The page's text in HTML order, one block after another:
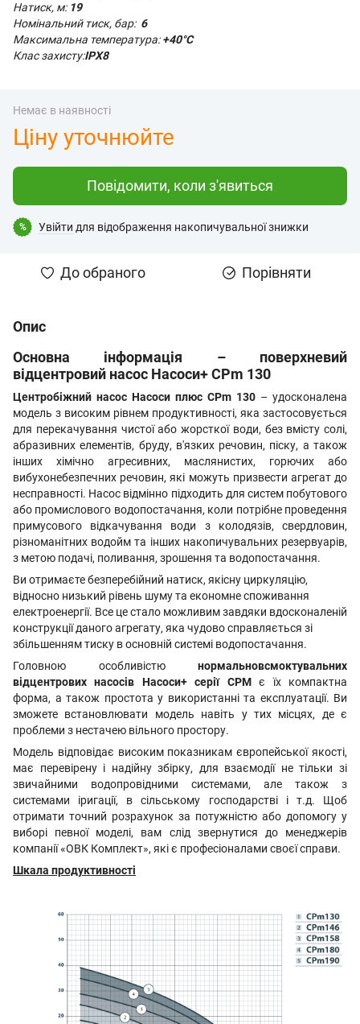
Натиск, м:19
Номінальний тиск, бар: 6
Максимальна температура:+40°С
Клас захисту:IPX8
Немає в наявності
Ціну уточнюйте
Повідомити, коли з'явиться
% Увійти для відображення накопичувальної знижки
До обраного Порівняти
Опис
Основна інформація – поверхневий
відцентровий насос Насоси+ CPm 130
Центробіжний насос Насоси плюс CPm 130 – удосконалена
модель з високим рівнем продуктивності, яка застосовується
для перекачування чистої або жорсткої води, без вмісту солі,
абразивних елементів, бруду, в'язких речовин, піску, а також
інших хімічно агресивних, маслянистих, горючих або
вибухонебезпечних речовин, які можуть призвести агрегат до
несправності. Насос відмінно підходить для систем побутового
або промислового водопостачання, коли потрібне проведення
примусового відкачування води з колодязів, свердловин,
різноманітних водойм та інших накопичувальних резервуарів,
з метою подачі, поливання, зрошення та водопостачання.
Ви отримаєте безперебійний натиск, якісну циркуляцію,
відносно низький рівень шуму та економне споживання
електроенергії. Все це стало можливим завдяки вдосконаленій
конструкції даного агрегату, яка чудово справляється зі
збільшенням тиску в основній системі водопостачання.
Головною особливістю нормальновсмоктувальних
відцентрових насосів Насоси+ серії CPMє їх компактна
форма, а також простота у використанні та експлуатації. Ви
зможете встановлювати модель навіть у тих місцях, де є
проблеми з нестачею вільного простору.
Модель відповідає високим показникам європейської якості,
має перевірену і надійну збірку, для взаємодії не тільки зі
звичайними водопровідними системами, але також з
системами іригації, в сільському господарстві і т.д. Щоб
отримати точний розрахунок за потужністю або допомогу у
виборі певної моделі, вам слід звернутися до менеджерів
компанії «ОВК Комплект», які є професіоналами своєї справи.
Шкала продуктивності